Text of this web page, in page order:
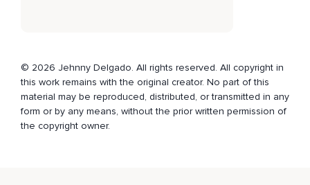
Relâche tes bras jusqu'au bout des doigts.
Ton dos devient souple,
Chaque muscle se relâche,
© 2026 Jehnny Delgado. All rights reserved. All copyright in
this work remains with the original creator. No part of this
material may be reproduced, distributed, or transmitted in any
form or by any means, without the prior written permission of
the copyright owner.